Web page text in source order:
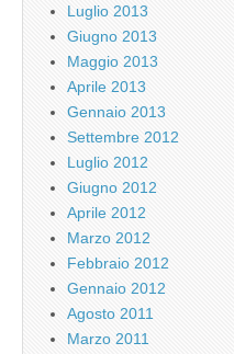
Luglio 2013
Giugno 2013
Maggio 2013
Aprile 2013
Gennaio 2013
Settembre 2012
Luglio 2012
Giugno 2012
Aprile 2012
Marzo 2012
Febbraio 2012
Gennaio 2012
Agosto 2011
Marzo 2011